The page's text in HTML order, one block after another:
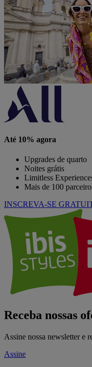
Até 10% agora
Upgrades de quarto
Noites grátis
Limitless
Mais de 100
INSCREVA-SE
Receba nossas
Assine nossa newsletter e
Assine